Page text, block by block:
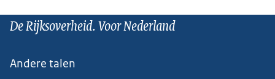
De Rijksoverheid. Voor Nederland
Andere talen